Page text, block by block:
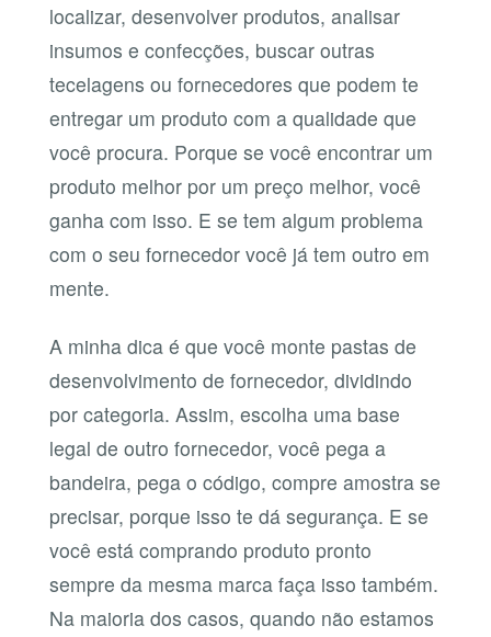
localizar, desenvolver produtos, analisar
insumos e confecções, buscar outras
tecelagens ou fornecedores que podem te
entregar um produto com a qualidade que
você procura. Porque se você encontrar um
produto melhor por um preço melhor, você
ganha com isso. E se tem algum problema
com o seu fornecedor você já tem outro em
mente.
A minha dica é que você monte pastas de
desenvolvimento de fornecedor, dividindo
por categoria. Assim, escolha uma base
legal de outro fornecedor, você pega a
bandeira, pega o código, compre amostra se
precisar, porque isso te dá segurança. E se
você está comprando produto pronto
sempre da mesma marca faça isso também.
Na maioria dos casos, quando não estamos